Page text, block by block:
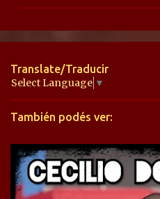
n
a
r
i
s
Translate/Traducir
Select Language ▼
También podés ver: